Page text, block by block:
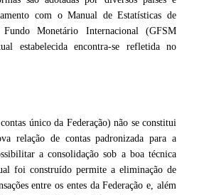
com o Manual de Estatísticas de
Monetário Internacional (GFSM
estabelecida encontra-se refletida no
único da Federação) não se constitui
relação de contas padronizada para a
a consolidação sob a boa técnica
foi construído permite a eliminação de
entre os entes da Federação e, além